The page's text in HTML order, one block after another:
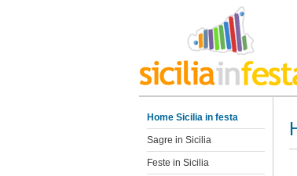
Home Sicilia in festa
Sagre in Sicilia
Feste in Sicilia